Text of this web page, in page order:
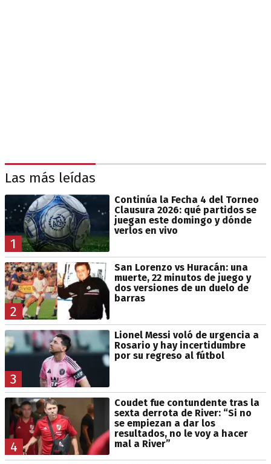
Las más leídas
1
Continúa la Fecha 4 del Torneo
Clausura 2026: qué partidos se
juegan este domingo y dónde
verlos en vivo
2
San Lorenzo vs Huracán: una
muerte, 22 minutos de juego y
dos versiones de un duelo de
barras
3
Lionel Messi voló de urgencia a
Rosario y hay incertidumbre
por su regreso al fútbol
4
Coudet fue contundente tras la
sexta derrota de River: “Si no
se empiezan a dar los
resultados, no le voy a hacer
mal a River”